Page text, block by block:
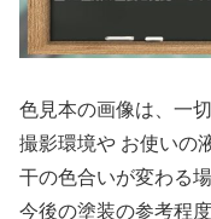
色見本の画像は、一
撮影環境や お使いの
干の色合いが変わる
今後の塗装の参考程